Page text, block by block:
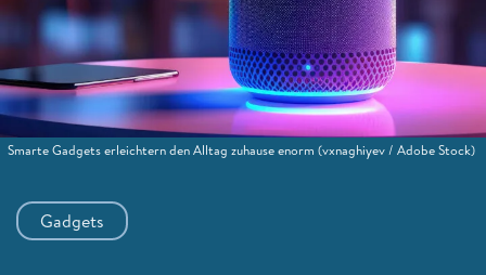
Gadgets
Smarte Gadgets erleichtern den Alltag zuhause enorm (vxnaghiyev / Adobe Stock)